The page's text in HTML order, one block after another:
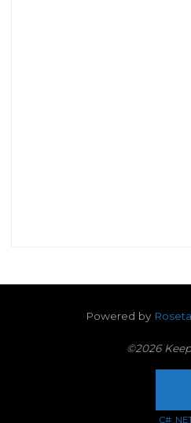
Powered byRoseta
©2026
C#